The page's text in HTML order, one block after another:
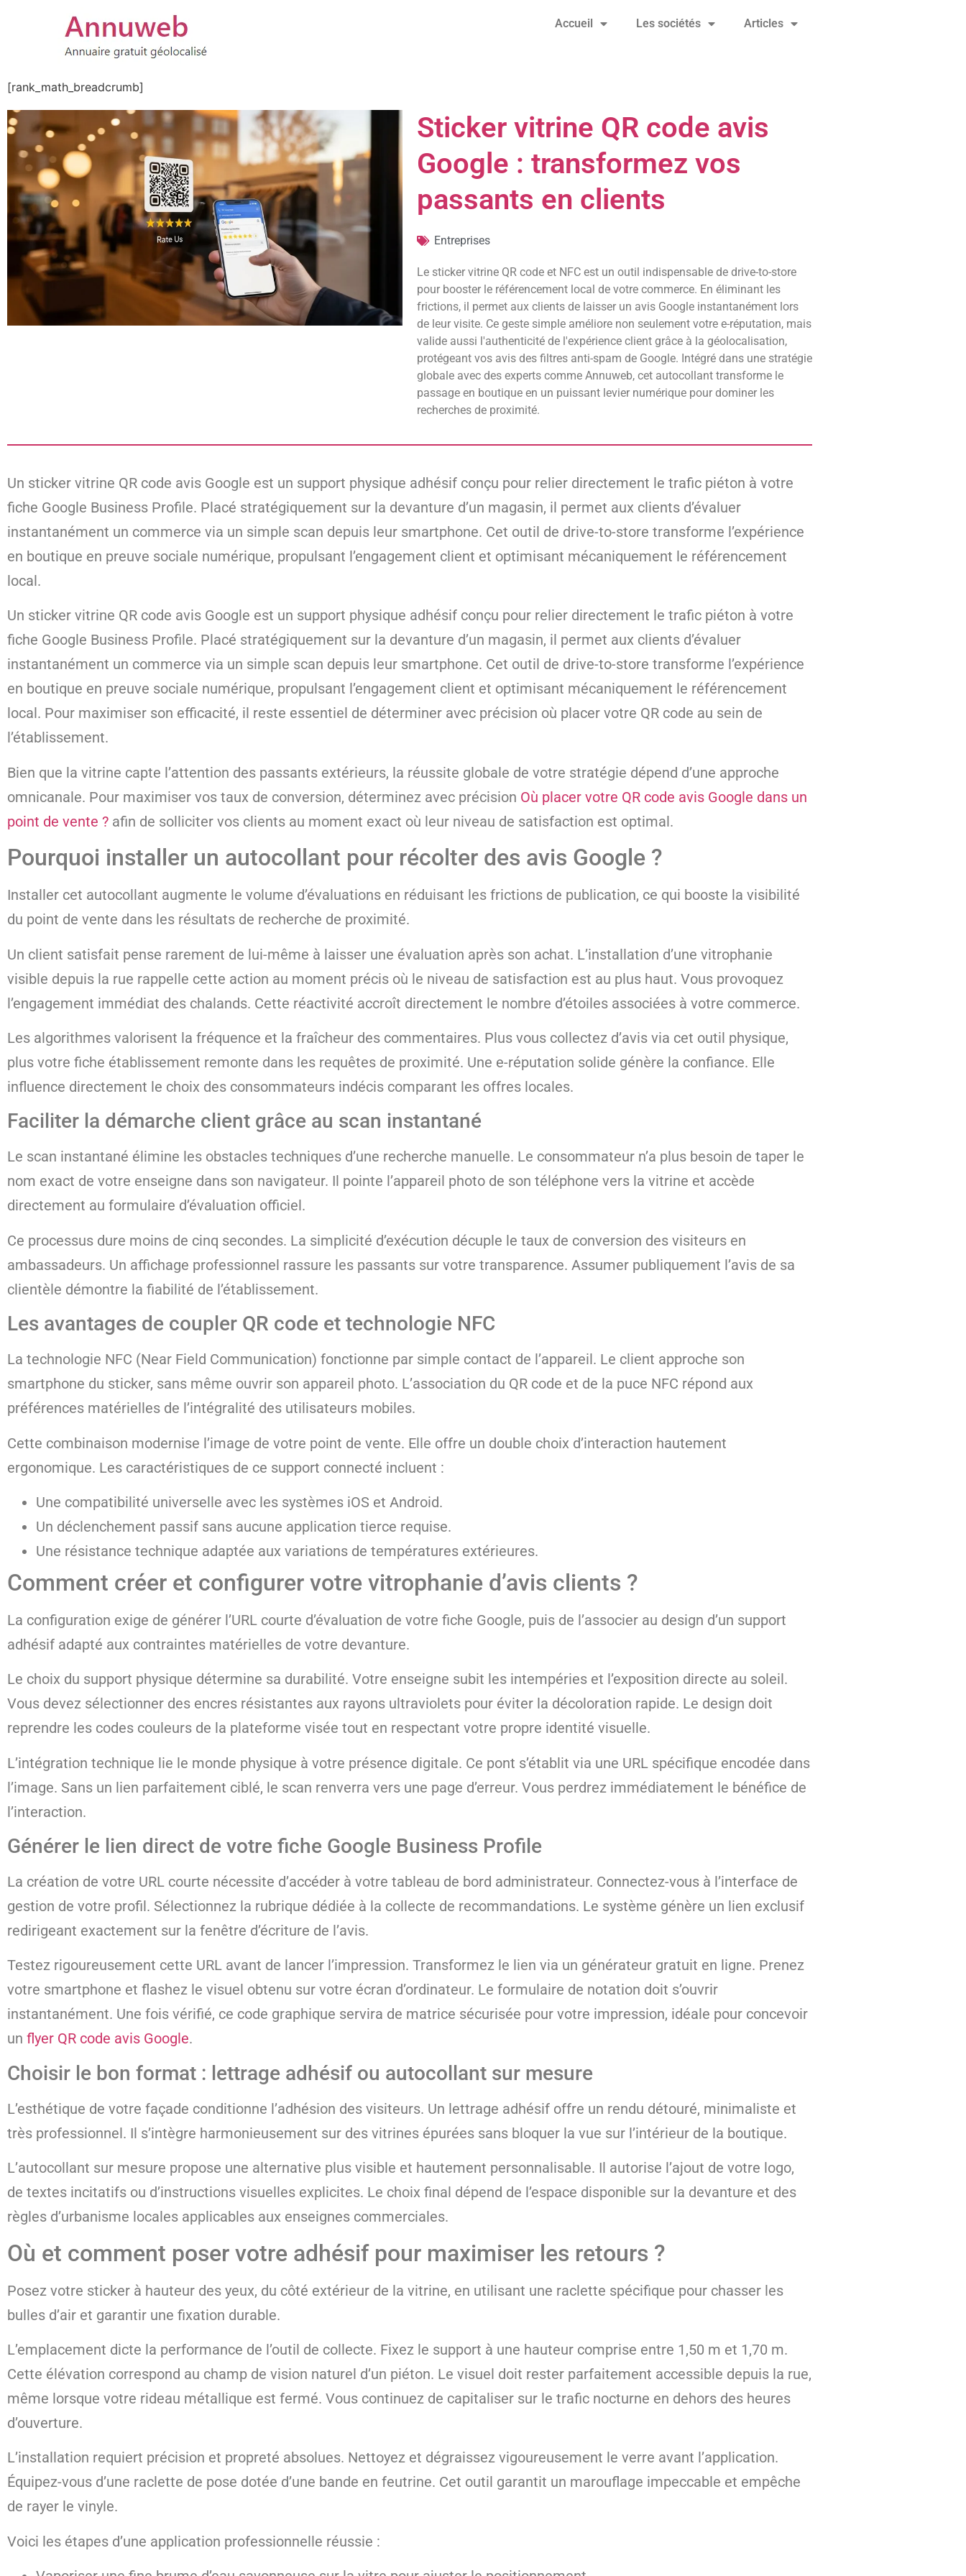
Accueil Les sociétés Articles
[rank_math_breadcrumb]
Sticker vitrine QR code avis
Google : transformez vos
passants en clients
Entreprises
Le sticker vitrine QR code et NFC est un outil indispensable de drive-to-store
pour booster le référencement local de votre commerce. En éliminant les
frictions, il permet aux clients de laisser un avis Google instantanément lors
de leur visite. Ce geste simple améliore non seulement votre e-réputation, mais
valide aussi l'authenticité de l'expérience client grâce à la géolocalisation,
protégeant vos avis des filtres anti-spam de Google. Intégré dans une stratégie
globale avec des experts comme Annuweb, cet autocollant transforme le
passage en boutique en un puissant levier numérique pour dominer les
recherches de proximité.
Un sticker vitrine QR code avis Google est un support physique adhésif conçu pour relier directement le trafic piéton à votre
fiche Google Business Profile. Placé stratégiquement sur la devanture d’un magasin, il permet aux clients d’évaluer
instantanément un commerce via un simple scan depuis leur smartphone. Cet outil de drive-to-store transforme l’expérience
en boutique en preuve sociale numérique, propulsant l’engagement client et optimisant mécaniquement le référencement
local.
Un sticker vitrine QR code avis Google est un support physique adhésif conçu pour relier directement le trafic piéton à votre
fiche Google Business Profile. Placé stratégiquement sur la devanture d’un magasin, il permet aux clients d’évaluer
instantanément un commerce via un simple scan depuis leur smartphone. Cet outil de drive-to-store transforme l’expérience
en boutique en preuve sociale numérique, propulsant l’engagement client et optimisant mécaniquement le référencement
local. Pour maximiser son efficacité, il reste essentiel de déterminer avec précision où placer votre QR code au sein de
l’établissement.
Bien que la vitrine capte l’attention des passants extérieurs, la réussite globale de votre stratégie dépend d’une approche
omnicanale. Pour maximiser vos taux de conversion, déterminez avec précision Où placer votre QR code avis Google dans un
point de vente ? afin de solliciter vos clients au moment exact où leur niveau de satisfaction est optimal.
Pourquoi installer un autocollant pour récolter des avis Google ?
Installer cet autocollant augmente le volume d’évaluations en réduisant les frictions de publication, ce qui booste la visibilité
du point de vente dans les résultats de recherche de proximité.
Un client satisfait pense rarement de lui-même à laisser une évaluation après son achat. L’installation d’une vitrophanie
visible depuis la rue rappelle cette action au moment précis où le niveau de satisfaction est au plus haut. Vous provoquez
l’engagement immédiat des chalands. Cette réactivité accroît directement le nombre d’étoiles associées à votre commerce.
Les algorithmes valorisent la fréquence et la fraîcheur des commentaires. Plus vous collectez d’avis via cet outil physique,
plus votre fiche établissement remonte dans les requêtes de proximité. Une e-réputation solide génère la confiance. Elle
influence directement le choix des consommateurs indécis comparant les offres locales.
Faciliter la démarche client grâce au scan instantané
Le scan instantané élimine les obstacles techniques d’une recherche manuelle. Le consommateur n’a plus besoin de taper le
nom exact de votre enseigne dans son navigateur. Il pointe l’appareil photo de son téléphone vers la vitrine et accède
directement au formulaire d’évaluation officiel.
Ce processus dure moins de cinq secondes. La simplicité d’exécution décuple le taux de conversion des visiteurs en
ambassadeurs. Un affichage professionnel rassure les passants sur votre transparence. Assumer publiquement l’avis de sa
clientèle démontre la fiabilité de l’établissement.
Les avantages de coupler QR code et technologie NFC
La technologie NFC (Near Field Communication) fonctionne par simple contact de l’appareil. Le client approche son
smartphone du sticker, sans même ouvrir son appareil photo. L’association du QR code et de la puce NFC répond aux
préférences matérielles de l’intégralité des utilisateurs mobiles.
Cette combinaison modernise l’image de votre point de vente. Elle offre un double choix d’interaction hautement
ergonomique. Les caractéristiques de ce support connecté incluent :
Une compatibilité universelle avec les systèmes iOS et Android.
Un déclenchement passif sans aucune application tierce requise.
Une résistance technique adaptée aux variations de températures extérieures.
Comment créer et configurer votre vitrophanie d’avis clients ?
La configuration exige de générer l’URL courte d’évaluation de votre fiche Google, puis de l’associer au design d’un support
adhésif adapté aux contraintes matérielles de votre devanture.
Le choix du support physique détermine sa durabilité. Votre enseigne subit les intempéries et l’exposition directe au soleil.
Vous devez sélectionner des encres résistantes aux rayons ultraviolets pour éviter la décoloration rapide. Le design doit
reprendre les codes couleurs de la plateforme visée tout en respectant votre propre identité visuelle.
L’intégration technique lie le monde physique à votre présence digitale. Ce pont s’établit via une URL spécifique encodée dans
l’image. Sans un lien parfaitement ciblé, le scan renverra vers une page d’erreur. Vous perdrez immédiatement le bénéfice de
l’interaction.
Générer le lien direct de votre fiche Google Business Profile
La création de votre URL courte nécessite d’accéder à votre tableau de bord administrateur. Connectez-vous à l’interface de
gestion de votre profil. Sélectionnez la rubrique dédiée à la collecte de recommandations. Le système génère un lien exclusif
redirigeant exactement sur la fenêtre d’écriture de l’avis.
Testez rigoureusement cette URL avant de lancer l’impression. Transformez le lien via un générateur gratuit en ligne. Prenez
votre smartphone et flashez le visuel obtenu sur votre écran d’ordinateur. Le formulaire de notation doit s’ouvrir
instantanément. Une fois vérifié, ce code graphique servira de matrice sécurisée pour votre impression, idéale pour concevoir
un flyer QR code avis Google.
Choisir le bon format : lettrage adhésif ou autocollant sur mesure
L’esthétique de votre façade conditionne l’adhésion des visiteurs. Un lettrage adhésif offre un rendu détouré, minimaliste et
très professionnel. Il s’intègre harmonieusement sur des vitrines épurées sans bloquer la vue sur l’intérieur de la boutique.
L’autocollant sur mesure propose une alternative plus visible et hautement personnalisable. Il autorise l’ajout de votre logo,
de textes incitatifs ou d’instructions visuelles explicites. Le choix final dépend de l’espace disponible sur la devanture et des
règles d’urbanisme locales applicables aux enseignes commerciales.
Où et comment poser votre adhésif pour maximiser les retours ?
Posez votre sticker à hauteur des yeux, du côté extérieur de la vitrine, en utilisant une raclette spécifique pour chasser les
bulles d’air et garantir une fixation durable.
L’emplacement dicte la performance de l’outil de collecte. Fixez le support à une hauteur comprise entre 1,50 m et 1,70 m.
Cette élévation correspond au champ de vision naturel d’un piéton. Le visuel doit rester parfaitement accessible depuis la rue,
même lorsque votre rideau métallique est fermé. Vous continuez de capitaliser sur le trafic nocturne en dehors des heures
d’ouverture.
L’installation requiert précision et propreté absolues. Nettoyez et dégraissez vigoureusement le verre avant l’application.
Équipez-vous d’une raclette de pose dotée d’une bande en feutrine. Cet outil garantit un marouflage impeccable et empêche
de rayer le vinyle.
Voici les étapes d’une application professionnelle réussie :